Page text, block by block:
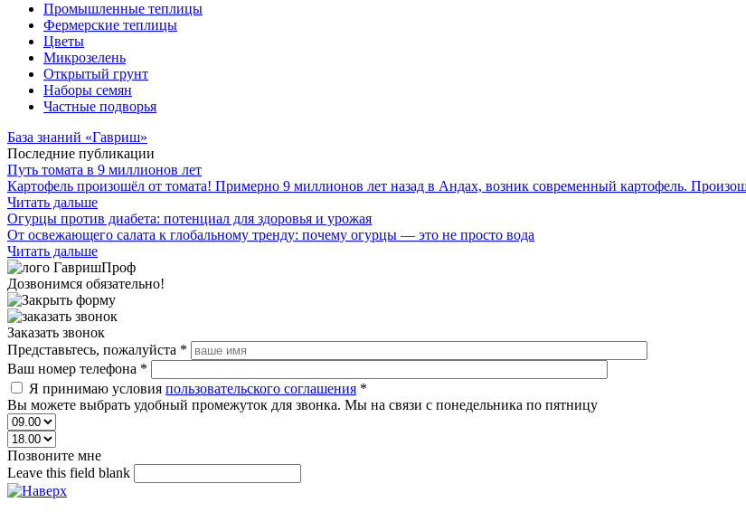
Промышленные теплицы
Фермерские теплицы
Цветы
Микрозелень
Открытый грунт
Наборы семян
Частные подворья
База знаний «Гавриш»
Последние публикации
Путь томата в 9 миллионов лет
Картофель произошёл от томата! Примерно 9 миллионов лет назад в Андах, возник современный картофель.
Читать дальше
Огурцы против диабета: потенциал для здоровья и урожая
От освежающего салата к глобальному тренду: почему огурцы — это не просто вода
Читать дальше
Дозвонимся обязательно!
Заказать звонок
Представьтесь, пожалуйста *
Ваш номер телефона *
Я принимаю условия пользовательского соглашения *
Вы можете выбрать удобный промежуток для звонка. Мы на связи с понедельника по пятницу
Позвоните мне
Leave this field blank